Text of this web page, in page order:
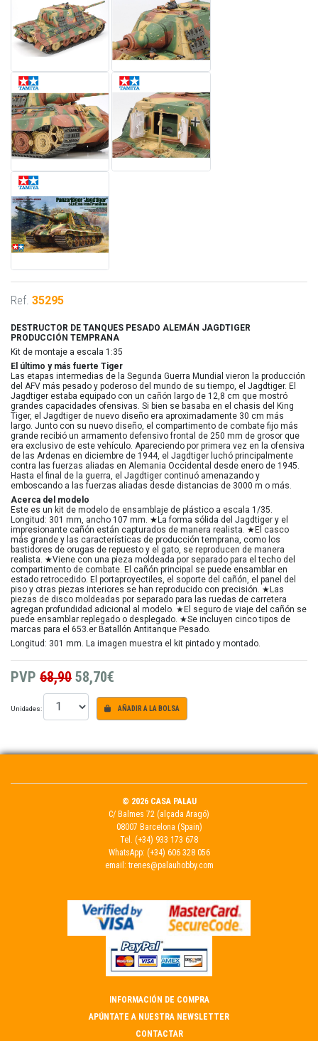
Ref. 35295
DESTRUCTOR DE TANQUES PESADO ALEMÁN JAGDTIGER
PRODUCCIÓN TEMPRANA
Kit de montaje a escala 1:35
El último y más fuerte Tiger
Las etapas intermedias de la Segunda Guerra Mundial vieron la producción
del AFV más pesado y poderoso del mundo de su tiempo, el Jagdtiger. El
Jagdtiger estaba equipado con un cañón largo de 12,8 cm que mostró
grandes capacidades ofensivas. Si bien se basaba en el chasis del King
Tiger, el Jagdtiger de nuevo diseño era aproximadamente 30 cm más
largo. Junto con su nuevo diseño, el compartimento de combate fijo más
grande recibió un armamento defensivo frontal de 250 mm de grosor que
era exclusivo de este vehículo. Apareciendo por primera vez en la ofensiva
de las Ardenas en diciembre de 1944, el Jagdtiger luchó principalmente
contra las fuerzas aliadas en Alemania Occidental desde enero de 1945.
Hasta el final de la guerra, el Jagdtiger continuó amenazando y
emboscando a las fuerzas aliadas desde distancias de 3000 m o más.
Acerca del modelo
Este es un kit de modelo de ensamblaje de plástico a escala 1/35.
Longitud: 301 mm, ancho 107 mm. ★La forma sólida del Jagdtiger y el
impresionante cañón están capturados de manera realista. ★El casco
más grande y las características de producción temprana, como los
bastidores de orugas de repuesto y el gato, se reproducen de manera
realista. ★Viene con una pieza moldeada por separado para el techo del
compartimento de combate. El cañón principal se puede ensamblar en
estado retrocedido. El portaproyectiles, el soporte del cañón, el panel del
piso y otras piezas interiores se han reproducido con precisión. ★Las
piezas de disco moldeadas por separado para las ruedas de carretera
agregan profundidad adicional al modelo. ★El seguro de viaje del cañón se
puede ensamblar replegado o desplegado. ★Se incluyen cinco tipos de
marcas para el 653.er Batallón Antitanque Pesado.
Longitud: 301 mm. La imagen muestra el kit pintado y montado.
PVP 68,90 58,70€
Unidades: AÑADIR A LA BOLSA
© 2026 CASA PALAU
C/ Balmes 72 (alçada Aragó)
08007 Barcelona (Spain)
Tel. (+34) 933 173 678
WhatsApp: (+34) 606 328 056
email: trenes@palauhobby.com
INFORMACIÓN DE COMPRA
APÚNTATE A NUESTRA NEWSLETTER
CONTACTAR